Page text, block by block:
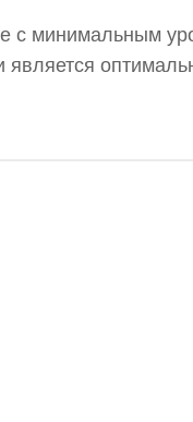
с минимальным
является
предлагает ряд